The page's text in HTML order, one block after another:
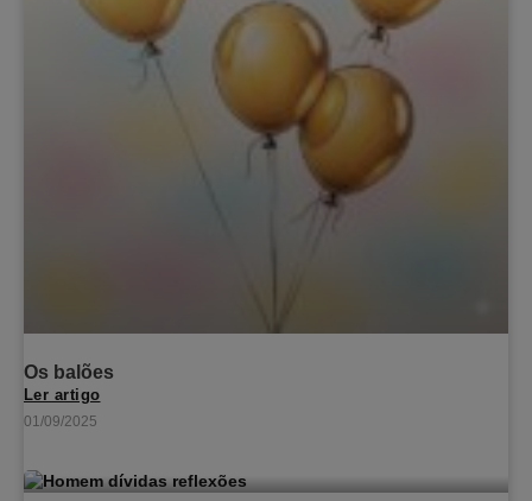
Os balões
Ler artigo
01/09/2025